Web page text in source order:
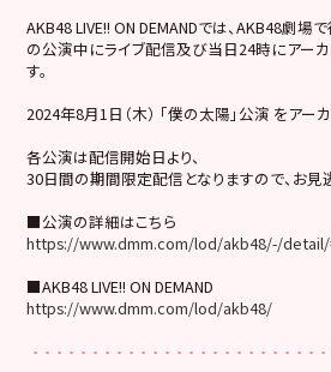
AKB48 LIVE!! ON DEMANDでは、AKB48劇場
の公演中にライブ配信及び当日24時にアー
す。
2024年8月1日（木） 「僕の太陽」公演 をアー
各公演は配信開始日より、
30日間の期間限定配信となりますので、お見
■公演の詳細はこちら
https://www.dmm.com/lod/akb48/-/detail/
■AKB48 LIVE!! ON DEMAND
https://www.dmm.com/lod/akb48/